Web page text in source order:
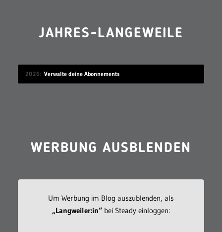
JAHRES-LANGEWEILE
2026 Verwalte deine Abonnements
WERBUNG AUSBLENDEN
Um Werbung im Blog auszublenden, als
„Langweiler:in“bei Steady einloggen: